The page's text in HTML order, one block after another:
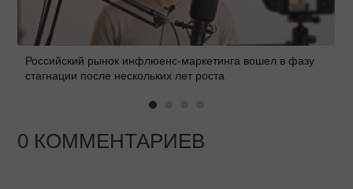
Российский рынок инфлюенс-маркетинга вошел в фазу
стагнации после нескольких лет роста
0 КОММЕНТАРИЕВ